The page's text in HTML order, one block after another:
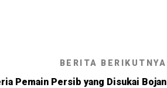
BERITA BERIKUTNYA
Pemain Persib yang Disukai Bojan